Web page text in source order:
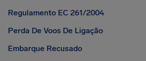
Regulamento EC 261/2004
Perda De Voos De Ligação
Embarque Recusado